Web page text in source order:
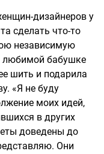
дизайнеров у
сделать что-то
независимую
любимой бабушке
шить и подарила
«Я не буду
моих идей,
в других
доведены до
Они